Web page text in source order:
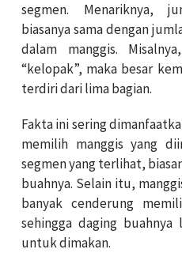
segmen. Menariknya,
biasanya sama dengan
dalam manggis.
“kelopak”, maka besar
terdiri dari lima bagian.
Fakta ini sering
memilih manggis yang
segmen yang terlihat,
buahnya. Selain itu,
banyak cenderung
sehingga daging
untuk dimakan.